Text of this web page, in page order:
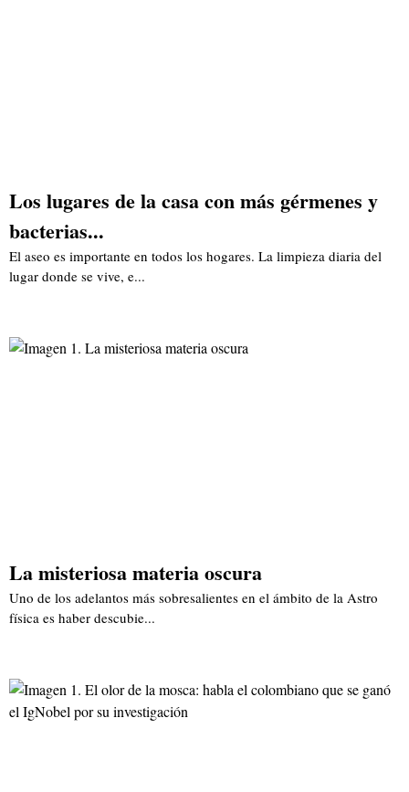
Los lugares de la casa con más gérmenes y
bacterias...
El aseo es importante en todos los hogares. La limpieza diaria del
lugar donde se vive, e...
La misteriosa materia oscura
Uno de los adelantos más sobresalientes en el ámbito de la Astro
física es haber descubie...